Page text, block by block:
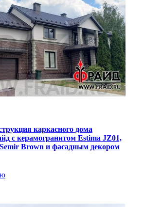
каркасного дома
с керамогранитом Estima JZ01,
Brown и фасадным декором